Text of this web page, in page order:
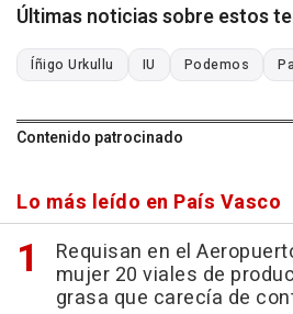
Últimas noticias sobre estos
Íñigo Urkullu IU Podemos
Contenido patrocinado
Lo más leído en País Vasco
Requisan en el
mujer 20 viales de
grasa que carecía de